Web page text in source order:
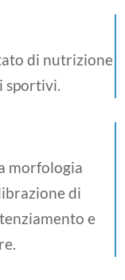
di nutrizione
sportivi.
morfologia
di
e